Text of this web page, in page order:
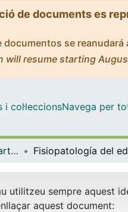
de documents es
se
resume starting
i col·leccionsNavega per
Tesis Doctorals - Departament - Ciències Fisiològiques I
utilitzeu sempre aquest
aquest document: